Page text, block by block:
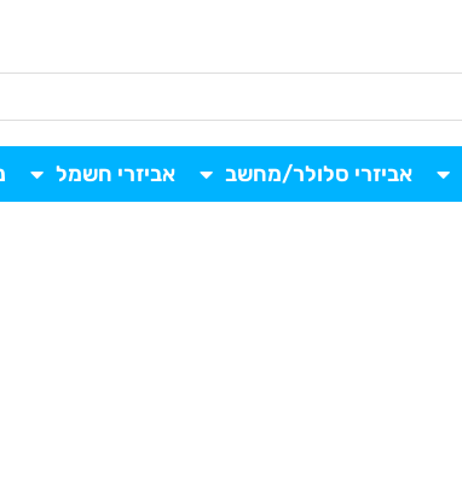
אביזרי סלולר/מחשב אביזרי חשמל